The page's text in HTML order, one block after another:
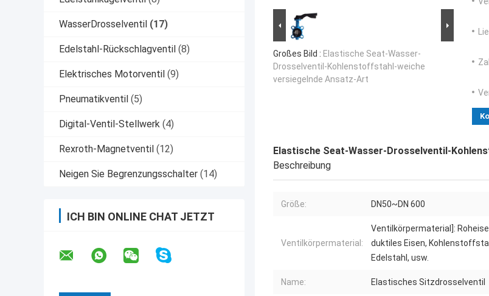
WasserDrosselventil (17)
Edelstahl-Rückschlagventil (8)
Elektrisches Motorventil (9)
Pneumatikventil (5)
Digital-Ventil-Stellwerk (4)
Rexroth-Magnetventil (12)
Neigen Sie Begrenzungsschalter (14)
ICH BIN ONLINE CHAT JETZT
Großes Bild : Elastische Seat-Wasser-
Drosselventil-Kohlenstoffstahl-weiche
versiegelnde Ansatz-Art
Elastische Seat-Wasser-Drosselventil-
Beschreibung
Größe: DN50~DN 600
Ventilkörpermaterial:
Ventilkörpermaterial]:
duktiles Eisen,
Edelstahl, usw.
Name: Elastisches Sitzdrosselventil